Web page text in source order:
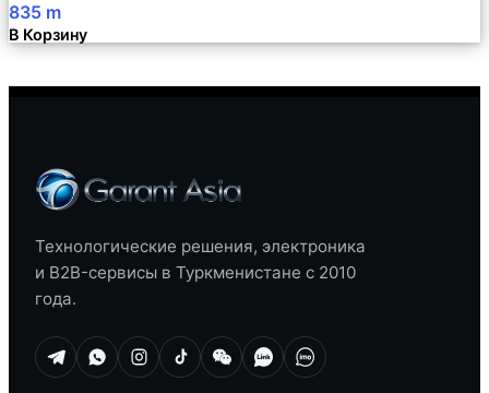
835 m
В Корзину
Технологические решения, электроника
и B2B-сервисы в Туркменистане с 2010
года.